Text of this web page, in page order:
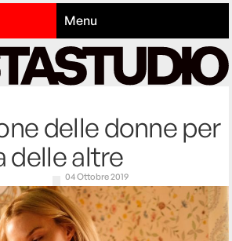
Menu
delle donne per
delle altre
04 Ottobre 2019